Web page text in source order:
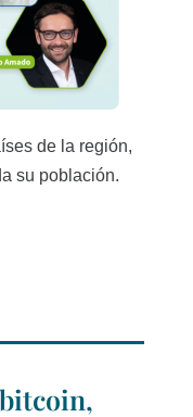
de la región,
su población.